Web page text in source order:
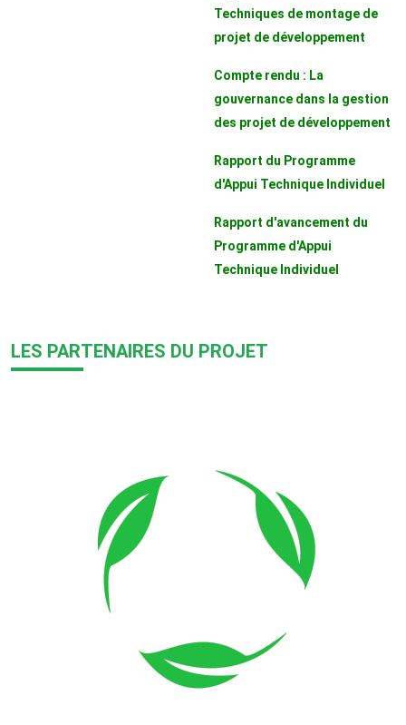
Techniques de montage de
projet de développement
Compte rendu : La
gouvernance dans la gestion
des projet de développement
Rapport du Programme
d'Appui Technique Individuel
Rapport d'avancement du
Programme d'Appui
Technique Individuel
LES PARTENAIRES DU PROJET